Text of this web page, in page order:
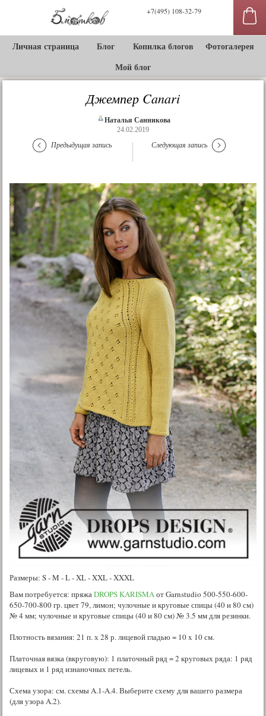
+7(495) 108-32-79
Личная страница Блог Копилка блогов
Фотогалерея
Мой блог
Джемпер Canari
Наталья Санникова
24.02.2019
Предыдущая запись Следующая запись
Размеры: S - M - L - XL - XXL - XXXL
Вам потребуется: пряжаDROPS KARISMAот Garnstudio 500-550-600-
650-700-800 гр. цвет 79, лимон; чулочные и круговые спицы (40 и 80 см)
№ 4 мм; чулочные и круговые спицы (40 и 80 см) № 3.5 мм для резинки.
Плотность вязания: 21 п. х 28 р. лицевой гладью = 10 x 10 см.
Платочная вязка (вкруговую): 1 платочный ряд = 2 круговых ряда: 1 ряд
лицевых и 1 ряд изнаночных петель.
Схема узора: см. схемы A.1-A.4. Выберите схему для вашего размера
(для узора A.2).